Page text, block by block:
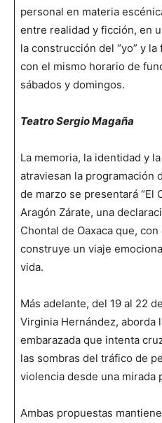
personal en materia
entre realidad y ficción, en
la construcción del “yo” y
con el mismo horario de
sábados y domingos.
Teatro Sergio Magaña
La memoria, la identidad y
atraviesan la programación
de marzo se presentará “El
Aragón Zárate, una
Chontal de Oaxaca que,
construye un viaje
vida.
Más adelante, del 19 al 22
Virginia Hernández, aborda
embarazada que intenta
las sombras del tráfico de
violencia desde una mirada
Ambas propuestas